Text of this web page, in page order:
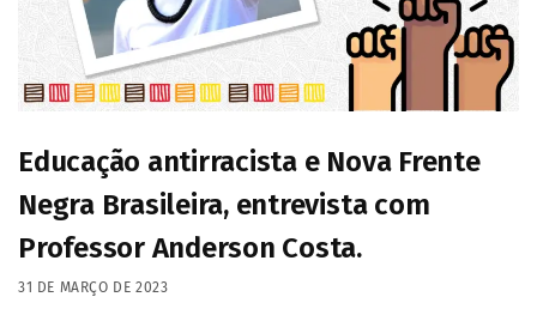
Educação antirracista e Nova Frente
Negra Brasileira, entrevista com
Professor Anderson Costa.
31 DE MARÇO DE 2023